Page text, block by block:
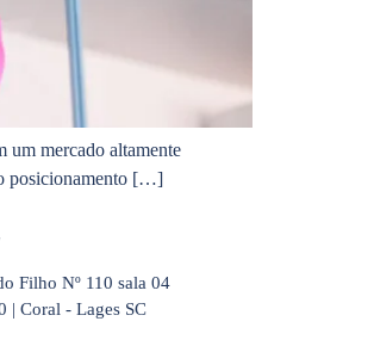
um mercado altamente
o posicionamento […]
Filho Nº 110 sala 04
| Coral - Lages SC